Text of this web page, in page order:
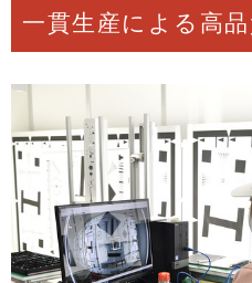
一貫生産による高